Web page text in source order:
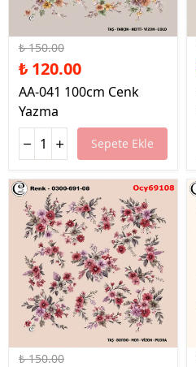
₺ 150.00
₺ 120.00
AA-041 100cm Cenk
Yazma
Sepete Ekle
₺ 150.00